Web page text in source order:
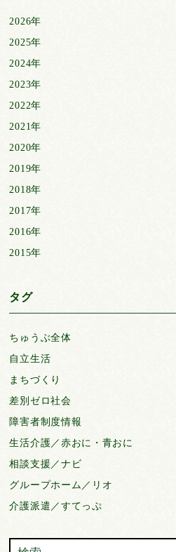
2026年
2025年
2024年
2023年
2022年
2021年
2020年
2019年
2018年
2017年
2016年
2015年
タグ
ちゅうぶ全体
自立生活
まちづくり
差別ゼロ社会
障害者制度情報
生活介護／赤おに・青おに
相談支援／ナビ
グループホーム／リオ
介護派遣／すてっぷ